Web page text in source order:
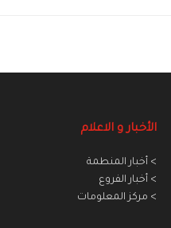
الأخبار و الاعلام
> أخبار المنطمة
> أخبار الفروع
> مركز المعلومات